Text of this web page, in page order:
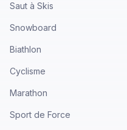
Saut à Skis
Snowboard
Biathlon
Cyclisme
Marathon
Sport de Force